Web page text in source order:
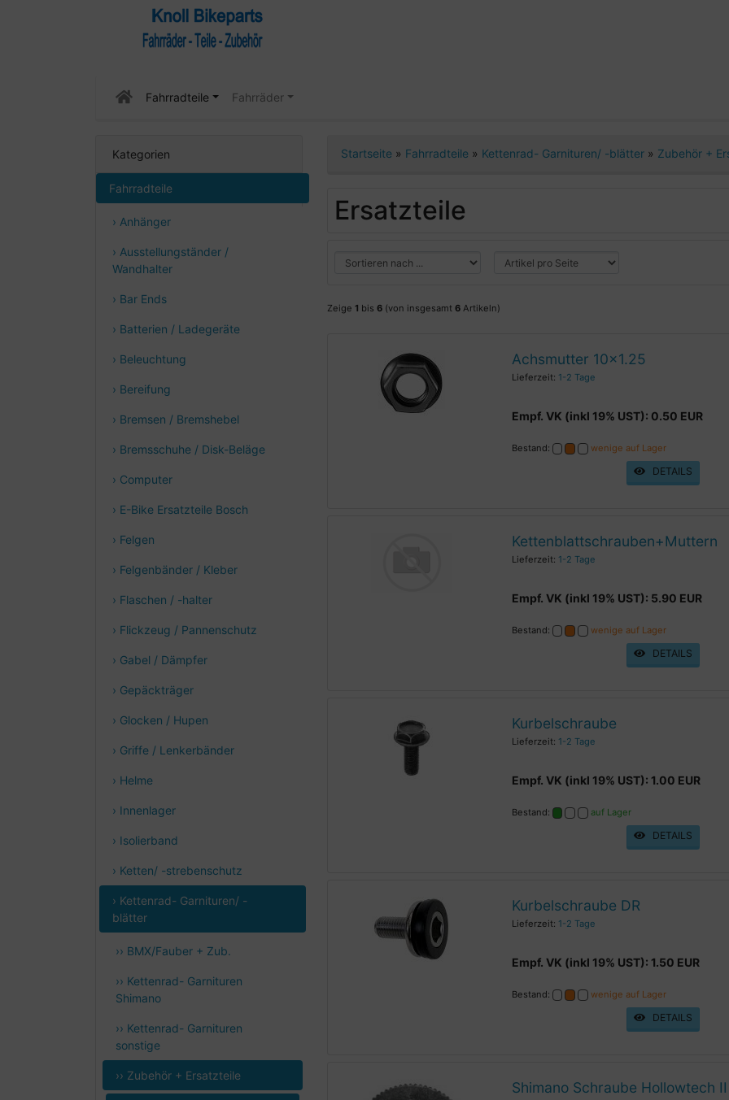
Fahrradteile Fahrräder
Kategorien
Fahrradteile
› Anhänger
› Ausstellungständer /
Wandhalter
› Bar Ends
› Batterien / Ladegeräte
› Beleuchtung
› Bereifung
› Bremsen / Bremshebel
› Bremsschuhe / Disk-Beläge
› Computer
› E-Bike Ersatzteile Bosch
› Felgen
› Felgenbänder / Kleber
› Flaschen / -halter
› Flickzeug / Pannenschutz
› Gabel / Dämpfer
› Gepäckträger
› Glocken / Hupen
› Griffe / Lenkerbänder
› Helme
› Innenlager
› Isolierband
› Ketten/ -strebenschutz
› Kettenrad- Garnituren/ -
blätter
›› BMX/Fauber + Zub.
›› Kettenrad- Garnituren
Shimano
›› Kettenrad- Garnituren
sonstige
›› Zubehör + Ersatzteile
Startseite » Fahrradteile » Kettenrad- Garnituren/ -blätter » Zubehör +
Ersatzteile
Zeige 1 bis 6 (von insgesamt 6 Artikeln)
Achsmutter 10x1.25
Lieferzeit: 1-2 Tage
Empf. VK (inkl 19% UST): 0.50 EUR
Bestand: wenige auf Lager
DETAILS
Kettenblattschrauben+Muttern
Lieferzeit: 1-2 Tage
Empf. VK (inkl 19% UST): 5.90 EUR
Bestand: wenige auf Lager
DETAILS
Kurbelschraube
Lieferzeit: 1-2 Tage
Empf. VK (inkl 19% UST): 1.00 EUR
Bestand: auf Lager
DETAILS
Kurbelschraube DR
Lieferzeit: 1-2 Tage
Empf. VK (inkl 19% UST): 1.50 EUR
Bestand: wenige auf Lager
DETAILS
Shimano Schraube Hollowtech II